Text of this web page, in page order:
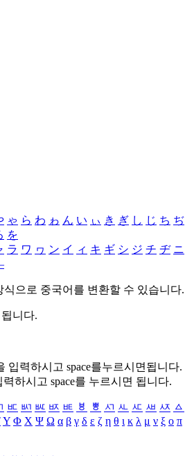
ゃ ら わ ゎ ん い ぃ き ぎ し じ ち ぢ
を
ラ ワ ヮ ン イ ィ キ ギ シ ジ チ ヂ ニ
식으로 중국어를 변환할 수 있습니다.
니다.
입력하시고 space를누르시면됩니다.
력하시고 space를 누르시면 됩니다.
ㅳ ㅴ ㅵ ㅶ ㅷ ㅸ ㅹ ㅺ ㅻ ㅼ ㅽ ㅾ ㅿ
Υ Φ Χ Ψ Ω α β γ δ ε ζ η θ ι κ λ μ ν ξ ο π